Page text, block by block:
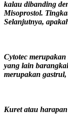
kalau dibanding
Misoprostol.
Selanjutnya,
Cytotec
yang lain
merupakan
Kuret atau